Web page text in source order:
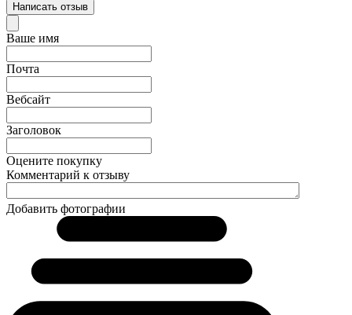
Написать отзыв
Ваше имя
Почта
Вебсайт
Заголовок
Оцените покупку
Комментарий к отзыву
Добавить фотографии